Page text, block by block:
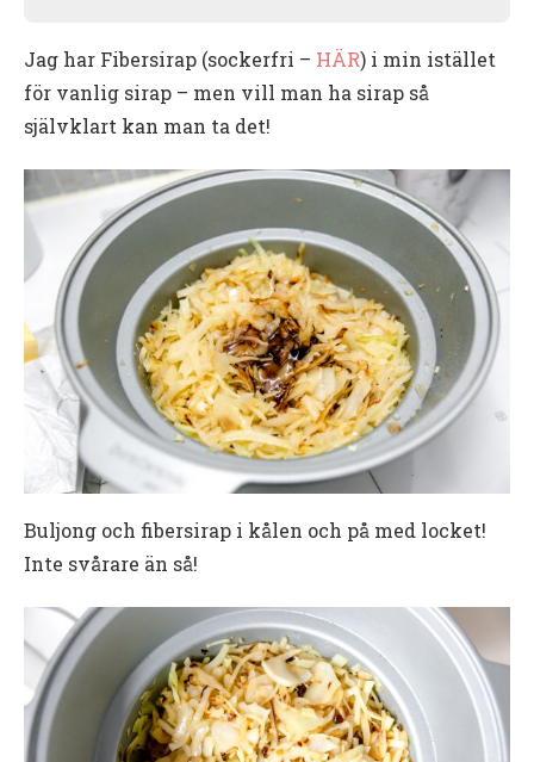
Jag har Fibersirap (sockerfri – HÄR) i min istället
för vanlig sirap – men vill man ha sirap så
självklart kan man ta det!
Buljong och fibersirap i kålen och på med locket!
Inte svårare än så!